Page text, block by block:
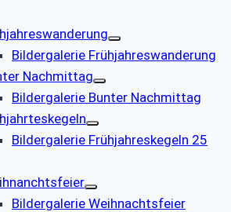
Bildergalerie Frühjahreswanderung
Nachmittag
Bildergalerie Bunter Nachmittag
Bildergalerie Frühjahreskegeln 25
Bildergalerie Weihnachtsfeier